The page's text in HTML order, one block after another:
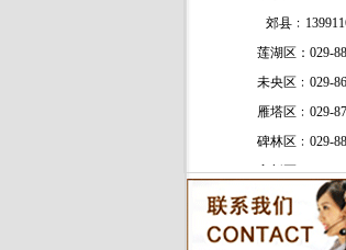
郊县
莲湖区：029-
未央区﹕029-
雁塔区﹕029-
碑林区﹕029-
高新区﹕029-
新城区﹕029-
灞桥区﹕029-